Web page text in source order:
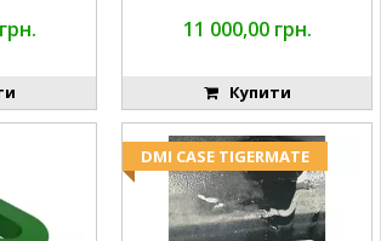
11 000,00 грн.
Купити
DMI CASE TIGERMATE